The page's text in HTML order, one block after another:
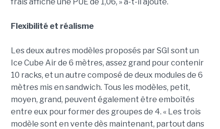
Flexibilité et réalisme
Les deux autres modèles proposés par SGI sont un
Ice Cube Air de 6 mètres, assez grand pour contenir
10 racks, et un autre composé de deux modules de 6
mètres mis en sandwich. Tous les modèles, petit,
moyen, grand, peuvent également être emboîtés
entre eux pour former des groupes de 4. « Les trois
modèle sont en vente dès maintenant, partout dans